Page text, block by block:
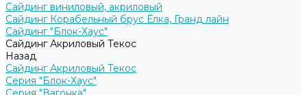
Сайдинг виниловый, акриловый
Сайдинг Корабельный брус Ёлка, Гранд лайн
Сайдинг "Блок-Хаус"
Сайдинг Акриловый Текос
Назад
Сайдинг Акриловый Текос
Серия "Блок-Хаус"